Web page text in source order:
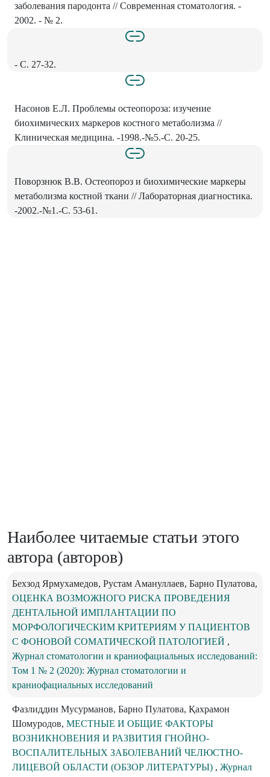
заболевания пародонта // Современная стоматология. -
2002. - № 2.
- С. 27-32.
Насонов Е.Л. Проблемы остеопороза: изучение
биохимических маркеров костного метаболизма //
Клиническая медицина. -1998.-№5.-С. 20-25.
Поворзнюк В.В. Остеопороз и биохимические маркеры
метаболизма костной ткани // Лабораторная диагностика.
-2002.-№1.-С. 53-61.
Наиболее читаемые статьи этого
автора (авторов)
Бехзод Ярмухамедов, Рустам Амануллаев, Барно Пулатова,
ОЦЕНКА ВОЗМОЖНОГО РИСКА ПРОВЕДЕНИЯ
ДЕНТАЛЬНОЙ ИМПЛАНТАЦИИ ПО
МОРФОЛОГИЧЕСКИМ КРИТЕРИЯМ У ПАЦИЕНТОВ
С ФОНОВОЙ СОМАТИЧЕСКОЙ ПАТОЛОГИЕЙ ,
Журнал стоматологии и краниофациальных исследований:
Том 1 № 2 (2020): Журнал стоматологии и
краниофациальных исследований
Фазлиддин Мусурманов, Барно Пулатова, Қахрамон
Шомуродов, МЕСТНЫЕ И ОБЩИЕ ФАКТОРЫ
ВОЗНИКНОВЕНИЯ И РАЗВИТИЯ ГНОЙНО-
ВОСПАЛИТЕЛЬНЫХ ЗАБОЛЕВАНИЙ ЧЕЛЮСТНО-
ЛИЦЕВОЙ ОБЛАСТИ (ОБЗОР ЛИТЕРАТУРЫ) , Журнал